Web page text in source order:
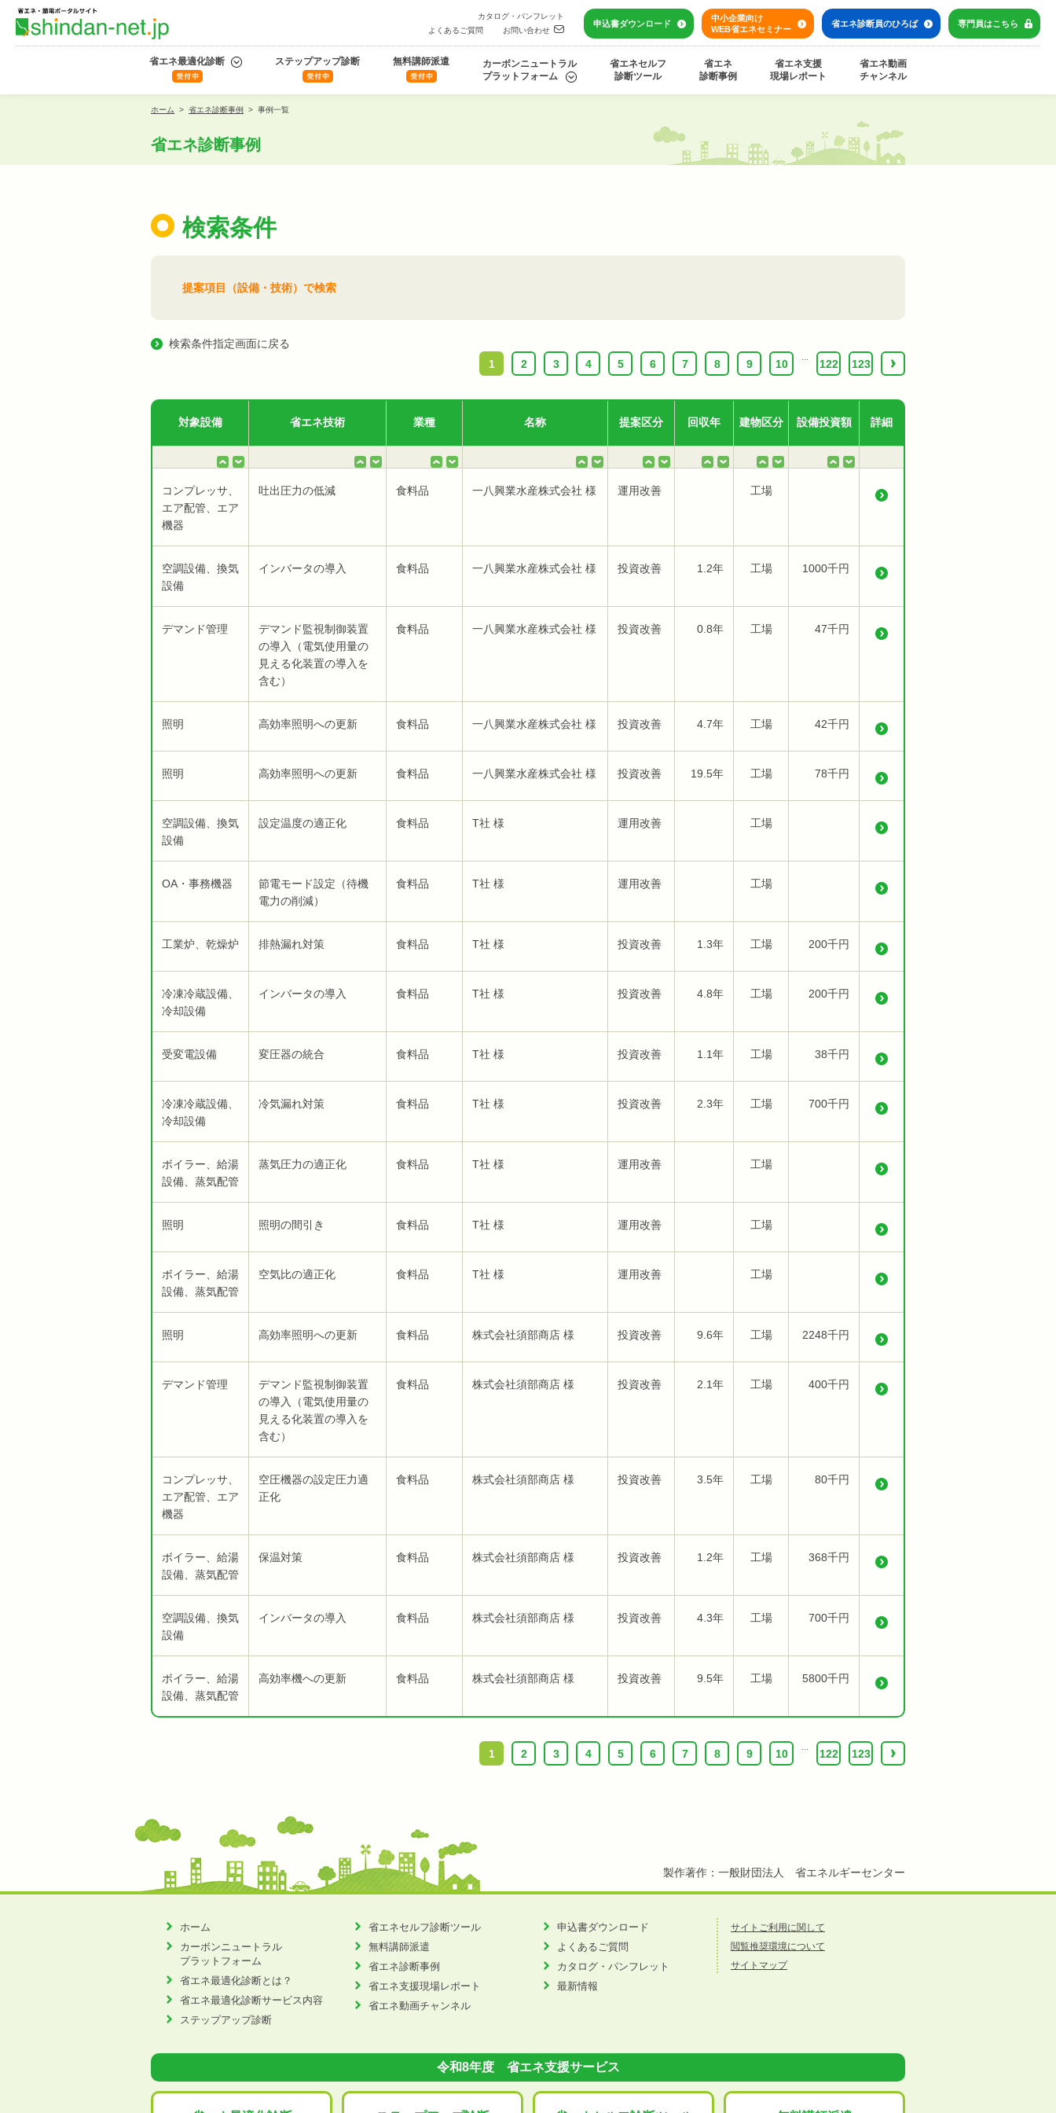
カタログ・パンフレット
よくあるご質問
お問い合わせ
申込書ダウンロード
中小企業向け
WEB省エネセミナー
省エネ診断員のひろば 専門員はこちら
省エネ最適化診断 ステップアップ診断 無料講師派遣
カーボンニュートラル
プラットフォーム
省エネセルフ
診断ツール
省エネ
診断事例
省エネ支援
現場レポート
省エネ動画
チャンネル
ホーム > 省エネ診断事例 > 事例一覧
省エネ診断事例
検索条件
提案項目（設備・技術）で検索
検索条件指定画面に戻る
1
2 3 4 5 6 7 8 9 10 122 123 ›
対象設備 省エネ技術 業種 名称 提案区分 回収年 建物区分 設備投資額 詳細
コンプレッサ、
エア配管、エア
機器
吐出圧力の低減 食料品 一八興業水産株式会社 様 運用改善 工場
空調設備、換気
設備
インバータの導入 食料品 一八興業水産株式会社 様 投資改善 1.2年 工場 1000千円
デマンド管理
デマンド監視制御装置
の導入（電気使用量の
見える化装置の導入を
含む）
食料品 一八興業水産株式会社 様 投資改善 0.8年 工場 47千円
照明 高効率照明への更新 食料品 一八興業水産株式会社 様 投資改善 4.7年 工場 42千円
照明 高効率照明への更新 食料品 一八興業水産株式会社 様 投資改善 19.5年 工場 78千円
空調設備、換気
設備
設定温度の適正化 食料品 T社 様 運用改善 工場
OA・事務機器
節電モード設定（待機
電力の削減）
食料品 T社 様 運用改善 工場
工業炉、乾燥炉 排熱漏れ対策 食料品 T社 様 投資改善 1.3年 工場 200千円
冷凍冷蔵設備、
冷却設備
インバータの導入 食料品 T社 様 投資改善 4.8年 工場 200千円
受変電設備 変圧器の統合 食料品 T社 様 投資改善 1.1年 工場 38千円
冷凍冷蔵設備、
冷却設備
冷気漏れ対策 食料品 T社 様 投資改善 2.3年 工場 700千円
ボイラー、給湯
設備、蒸気配管
蒸気圧力の適正化 食料品 T社 様 運用改善 工場
照明 照明の間引き 食料品 T社 様 運用改善 工場
ボイラー、給湯
設備、蒸気配管
空気比の適正化 食料品 T社 様 運用改善 工場
照明 高効率照明への更新 食料品 株式会社須部商店 様 投資改善 9.6年 工場 2248千円
デマンド管理
デマンド監視制御装置
の導入（電気使用量の
見える化装置の導入を
含む）
食料品 株式会社須部商店 様 投資改善 2.1年 工場 400千円
コンプレッサ、
エア配管、エア
機器
空圧機器の設定圧力適
正化
食料品 株式会社須部商店 様 投資改善 3.5年 工場 80千円
ボイラー、給湯
設備、蒸気配管
保温対策 食料品 株式会社須部商店 様 投資改善 1.2年 工場 368千円
空調設備、換気
設備
インバータの導入 食料品 株式会社須部商店 様 投資改善 4.3年 工場 700千円
ボイラー、給湯
設備、蒸気配管
高効率機への更新 食料品 株式会社須部商店 様 投資改善 9.5年 工場 5800千円
1 2 3 4 5 6 7 8 9 10 122 123 ›
製作著作：一般財団法人 省エネルギーセンター
ホーム
カーボンニュートラル
プラットフォーム
省エネ最適化診断とは？
省エネ最適化診断サービス内容
ステップアップ診断
省エネセルフ診断ツール
無料講師派遣
省エネ診断事例
省エネ支援現場レポート
省エネ動画チャンネル
申込書ダウンロード
よくあるご質問
カタログ・パンフレット
最新情報
サイトご利用に関して
閲覧推奨環境について
サイトマップ
令和8年度 省エネ支援サービス